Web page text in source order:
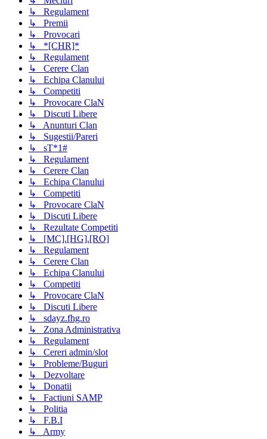
↳ Regulament
↳ Premii
↳ Provocari
↳ *[CHR]*
↳ Regulament
↳ Cerere Clan
↳ Echipa Clanului
↳ Competiti
↳ Provocare ClaN
↳ Discuti Libere
↳ Anunturi Clan
↳ Sugestii/Pareri
↳ sT*1#
↳ Regulament
↳ Cerere Clan
↳ Echipa Clanului
↳ Competiti
↳ Provocare ClaN
↳ Discuti Libere
↳ Rezultate Competiti
↳ [MC].[HG].[RO]
↳ Regulament
↳ Cerere Clan
↳ Echipa Clanului
↳ Competiti
↳ Provocare ClaN
↳ Discuti Libere
↳ sdayz.fhg.ro
↳ Zona Administrativa
↳ Regulament
↳ Cereri admin/slot
↳ Probleme/Buguri
↳ Dezvoltare
↳ Donatii
↳ Factiuni SAMP
↳ Politia
↳ F.B.I
↳ Army